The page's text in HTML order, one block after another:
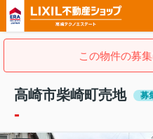
この物件の募
高崎市柴崎町売地 募
-